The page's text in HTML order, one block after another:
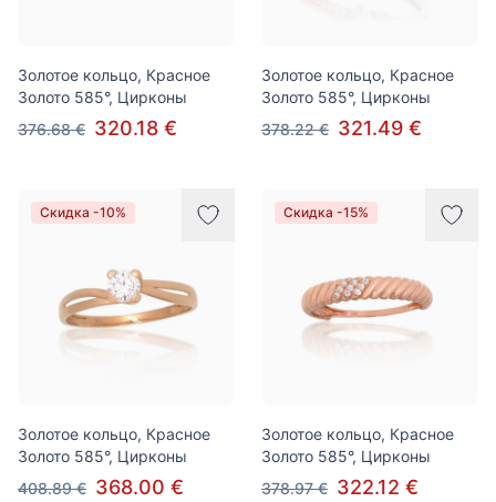
Золотое кольцо, Красное
Золото 585°, Цирконы
376.68 € 320.18 €
Золотое кольцо, Красное
Золото 585°, Цирконы
378.22 € 321.49 €
Скидка -10%
Золотое кольцо, Красное
Золото 585°, Цирконы
408.89 € 368.00 €
Скидка -15%
Золотое кольцо, Красное
Золото 585°, Цирконы
378.97 € 322.12 €